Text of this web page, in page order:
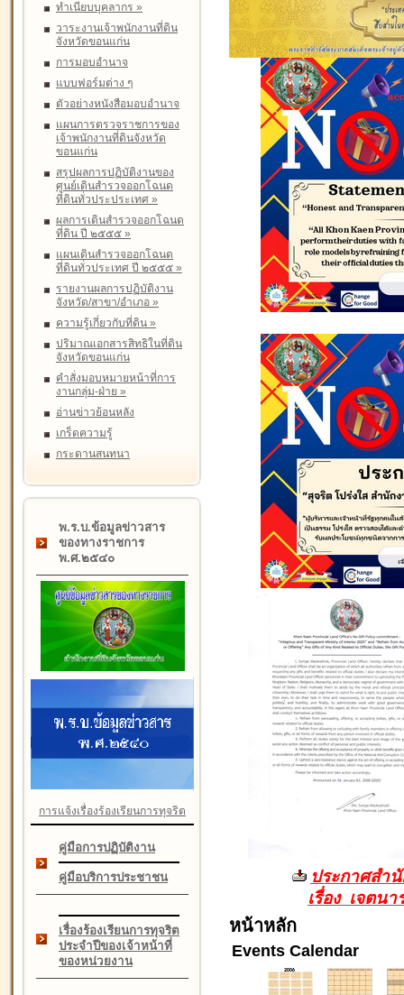
ทำเนียบบุคลากร »
วาระงานเจ้าพนักงานที่ดิน
จังหวัดขอนแก่น
การมอบอำนาจ
แบบฟอร์มต่าง ๆ
ตัวอย่างหนังสือมอบอำนาจ
แผนการตรวจราชการของ
เจ้าพนักงานที่ดินจังหวัด
ขอนแก่น
สรุปผลการปฏิบัติงานของ
ศูนย์เดินสำรวจออกโฉนด
ที่ดินทั่วประประเทศ »
ผลการเดินสำรวจออกโฉนด
ที่ดิน ปี ๒๕๕๕ »
แผนเดินสำรวจออกโฉนด
ที่ดินทั่วประเทศ ปี ๒๕๕๕ »
รายงานผลการปฏิบัติงาน
จังหวัด/สาขา/อำเภอ »
ความรู้เกี่ยวกับที่ดิน »
ปริมาณเอกสารสิทธิในที่ดิน
จังหวัดขอนแก่น
คำสั่งมอบหมายหน้าที่การ
งานกลุ่ม-ฝ่าย »
อ่านข่าวย้อนหลัง
เกร็ดความรู้
กระดานสนทนา
พ.ร.บ.ข้อมูลข่าวสาร
ของทางราชการ
พ.ศ.๒๕๔๐
การแจ้งเรื่องร้องเรียนการทุจริต
คู่มือการปฏิบัติงาน
คู่มือบริการประชาชน
เรื่องร้องเรียนการทุจริต
ประจำปีของเจ้าหน้าที่
ของหน่วยงาน
ประกาศสำ
เรื่อง เจตน
หน้าหลัก
Events Calendar